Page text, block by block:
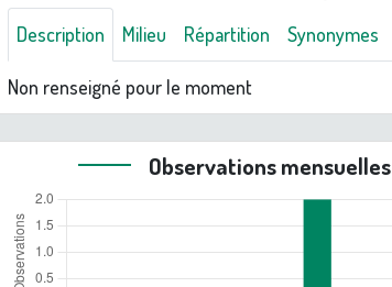
Description Milieu Répartition Synonymes
Non renseigné pour le moment
Observations mensuelles